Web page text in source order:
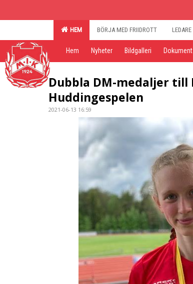
HEM BÖRJA MED FRIIDROTT LEDARE
Hem Nyheter Bildgalleri Dokument
Dubbla DM-medaljer till
Huddingespelen
2021-06-13 16:59